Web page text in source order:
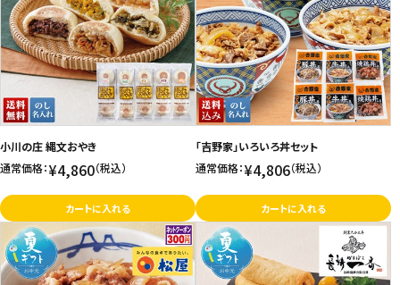
小川の庄 縄文おやき
通常価格：¥4,860（税込）
カートに入れる
「吉野家」いろいろ丼セット
通常価格：¥4,806（税込）
カートに入れる